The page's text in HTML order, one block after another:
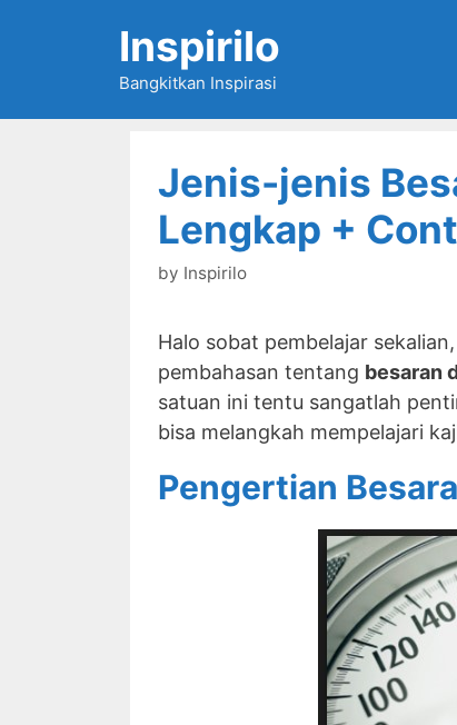
Inspirilo
Bangkitkan Inspirasi
Jenis-jenis
Lengkap +
by Inspirilo
Halo sobat pembelajar
pembahasan tentang besaran
satuan ini tentu sangatlah
bisa melangkah mempelajari
Pengertian